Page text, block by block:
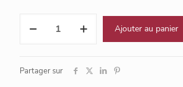
Ajouter au panier
Partager sur